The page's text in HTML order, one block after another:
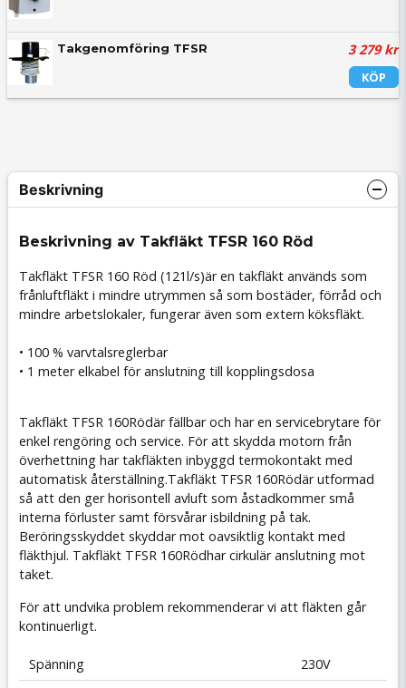
Takgenomföring TFSR 3 279 kr
KÖP
Beskrivning
Beskrivning av Takfläkt TFSR 160 Röd
Takfläkt TFSR 160 Röd (121l/s)är en takfläkt används som
frånluftfläkt i mindre utrymmen så som bostäder, förråd och
mindre arbetslokaler, fungerar även som extern köksfläkt.
• 100 % varvtalsreglerbar
• 1 meter elkabel för anslutning till kopplingsdosa
Takfläkt TFSR 160Rödär fällbar och har en servicebrytare för
enkel rengöring och service. För att skydda motorn från
överhettning har takfläkten inbyggd termokontakt med
automatisk återställning.Takfläkt TFSR 160Rödär utformad
så att den ger horisontell avluft som åstadkommer små
interna förluster samt försvårar isbildning på tak.
Beröringsskyddet skyddar mot oavsiktlig kontakt med
fläkthjul. Takfläkt TFSR 160Rödhar cirkulär anslutning mot
taket.
För att undvika problem rekommenderar vi att fläkten går
kontinuerligt.
Spänning 230V